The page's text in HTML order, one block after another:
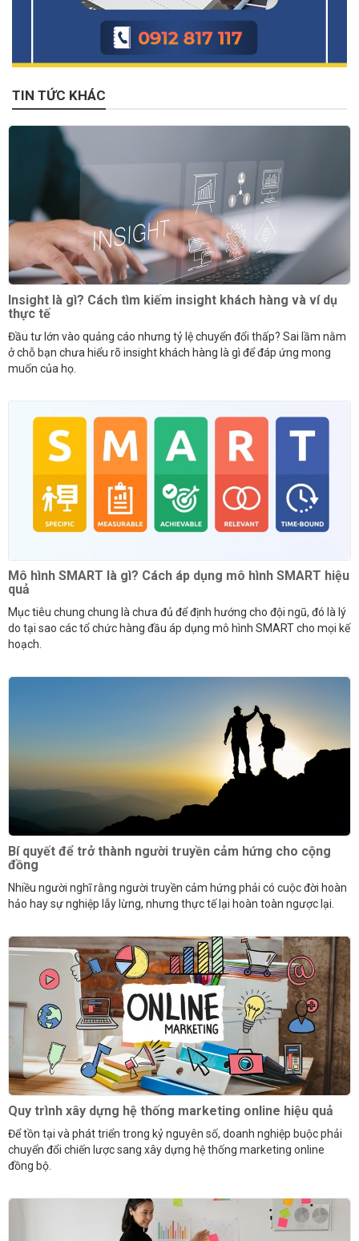
TIN TỨC KHÁC
Insight là gì? Cách tìm kiếm insight khách hàng và ví dụ
thực tế
Đầu tư lớn vào quảng cáo nhưng tỷ lệ chuyển đổi thấp? Sai lầm nằm
ở chỗ bạn chưa hiểu rõ insight khách hàng là gì để đáp ứng mong
muốn của họ.
Mô hình SMART là gì? Cách áp dụng mô hình SMART hiệu
quả
Mục tiêu chung chung là chưa đủ để định hướng cho đội ngũ, đó là lý
do tại sao các tổ chức hàng đầu áp dụng mô hình SMART cho mọi kế
hoạch.
Bí quyết để trở thành người truyền cảm hứng cho cộng
đồng
Nhiều người nghĩ rằng người truyền cảm hứng phải có cuộc đời hoàn
hảo hay sự nghiệp lẫy lừng, nhưng thực tế lại hoàn toàn ngược lại.
Quy trình xây dựng hệ thống marketing online hiệu quả
Để tồn tại và phát triển trong kỷ nguyên số, doanh nghiệp buộc phải
chuyển đổi chiến lược sang xây dựng hệ thống marketing online
đồng bộ.